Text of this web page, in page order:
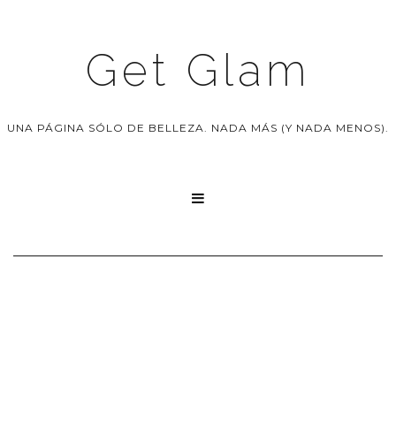
Get Glam
UNA PÁGINA SÓLO DE BELLEZA. NADA MÁS (Y NADA MENOS).
